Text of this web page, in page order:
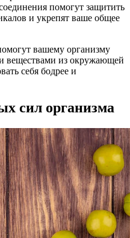
помогут защитить
и укрепят ваше общее
вашему организму
веществами из окружающей
себя бодрее и
сил организма